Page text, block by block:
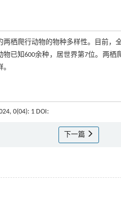
栖爬行动物的物种多样性。目前，
已知600余种，居世界第7位。两
0(04): 1 DOI:
下一篇